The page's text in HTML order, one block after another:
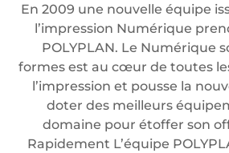
En 2009 une nouvelle équipe
l’impression Numérique
POLYPLAN. Le Numérique
formes est au cœur de toutes
l’impression et pousse la
doter des meilleurs
domaine pour étoffer son
Rapidement L’équipe